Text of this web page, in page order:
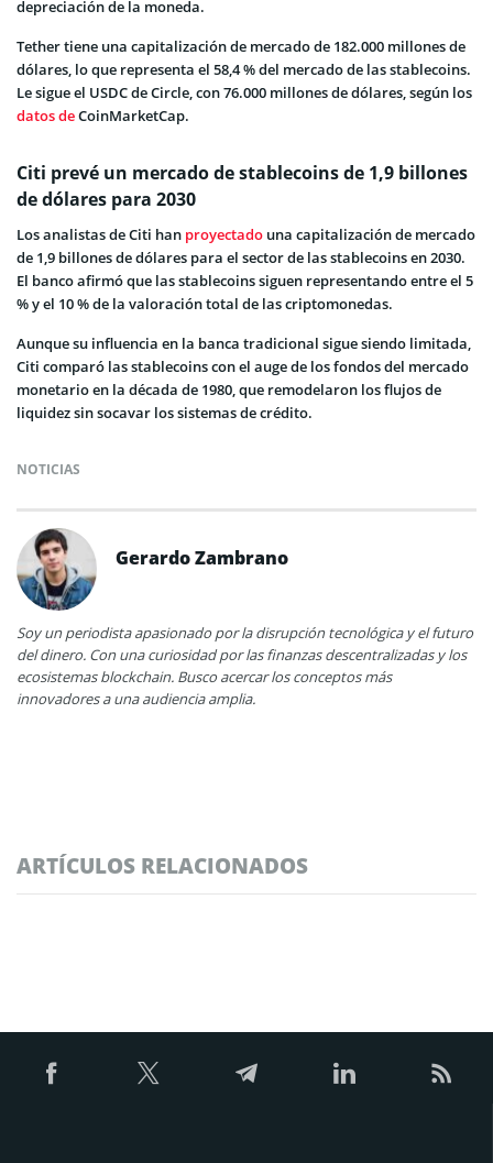
depreciación de la moneda.
Tether tiene una capitalización de mercado de 182.000 millones de
dólares, lo que representa el 58,4 % del mercado de las stablecoins.
Le sigue el USDC de Circle, con 76.000 millones de dólares, según los
datos deCoinMarketCap.
Citi prevé un mercado de stablecoins de 1,9 billones
de dólares para 2030
Los analistas de Citi han proyectado una capitalización de mercado
de 1,9 billones de dólares para el sector de las stablecoins en 2030.
El banco afirmó que las stablecoins siguen representando entre el 5
% y el 10 % de la valoración total de las criptomonedas.
Aunque su influencia en la banca tradicional sigue siendo limitada,
Citi comparó las stablecoins con el auge de los fondos del mercado
monetario en la década de 1980, que remodelaron los flujos de
liquidez sin socavar los sistemas de crédito.
NOTICIAS
Gerardo Zambrano
Soy un periodista apasionado por la disrupción tecnológica y el futuro
del dinero. Con una curiosidad por las finanzas descentralizadas y los
ecosistemas blockchain. Busco acercar los conceptos más
innovadores a una audiencia amplia.
ARTÍCULOS RELACIONADOS